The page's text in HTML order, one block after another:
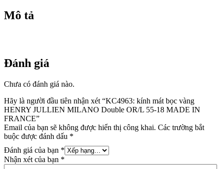
18
MADE
lượng
Mô tả
Đánh giá
Chưa có đánh giá nào.
Hãy là người đầu tiên nhận xét “KC4963: kính mát bọc vàng
HENRY JULLIEN MILANO Double OR/L 55-18 MADE IN
FRANCE”
Email của bạn sẽ không được hiển thị công khai. Các trường bắt
buộc được đánh dấu *
Đánh giá của bạn *
Nhận xét của bạn *